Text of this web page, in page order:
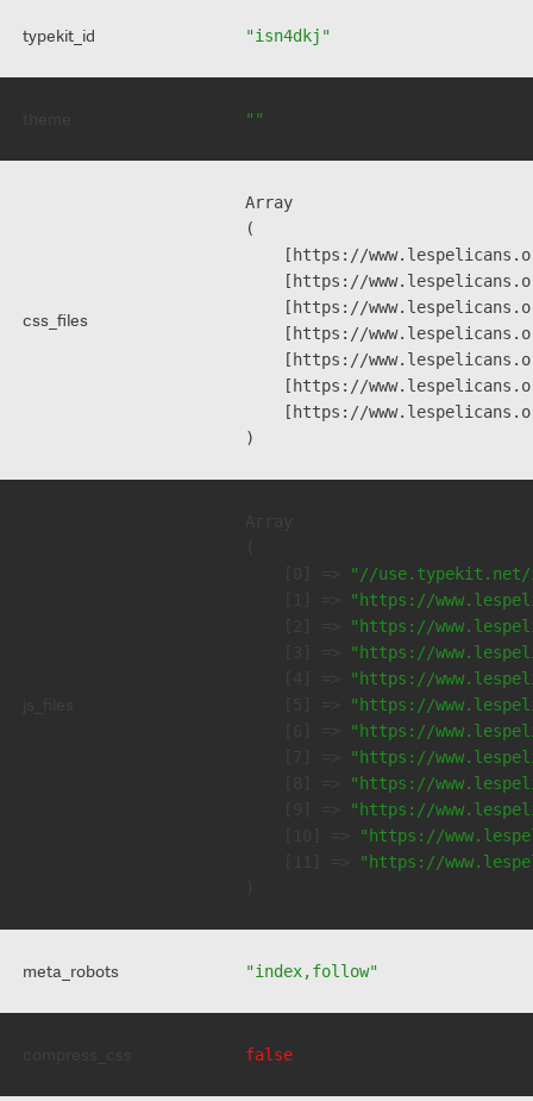
typekit_id "isn4dkj"
""
css_files
Array
(
[https://
[https://
[https://
[https://
[https://
[https://
[https://
"//
"https://
"https://
"https://
"https://
"https://
"https://
"https://
"https://
"https://
"https://
"https://
meta_robots "index,follow"
false